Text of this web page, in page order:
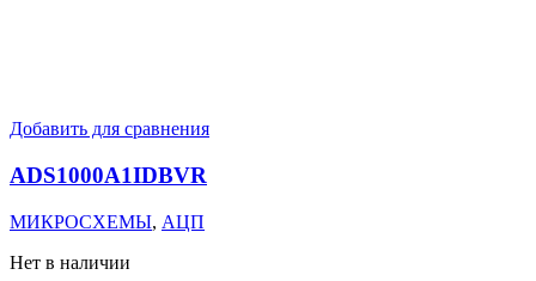
Добавить для сравнения
ADS1000A1IDBVR
МИКРОСХЕМЫ, АЦП
Нет в наличии